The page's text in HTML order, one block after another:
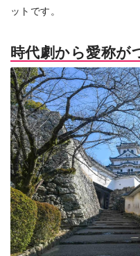
ットです。
時代劇から愛称が